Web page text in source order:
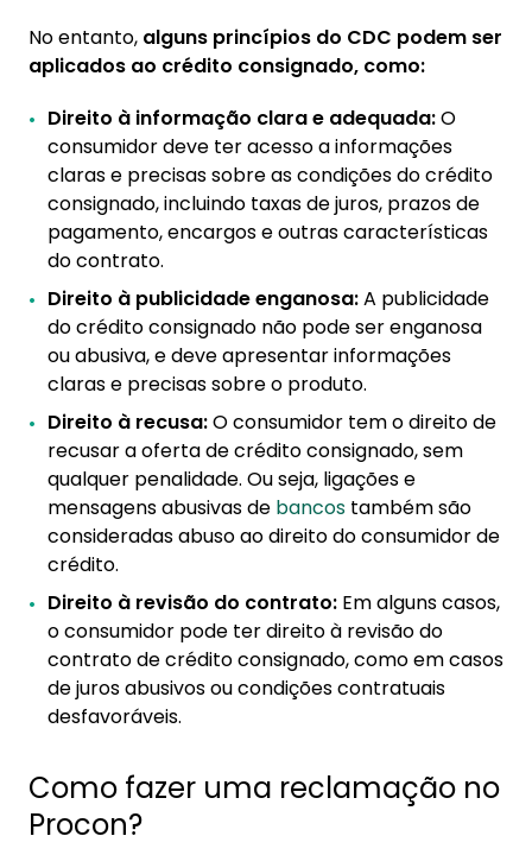
No entanto, alguns princípios do CDC podem ser
aplicados ao crédito consignado, como:
Direito à informação clara e adequada:O
consumidor deve ter acesso a informações
claras e precisas sobre as condições do crédito
consignado, incluindo taxas de juros, prazos de
pagamento, encargos e outras características
do contrato.
Direito à publicidade enganosa:A publicidade
do crédito consignado não pode ser enganosa
ou abusiva, e deve apresentar informações
claras e precisas sobre o produto.
Direito à recusa:O consumidor tem o direito de
recusar a oferta de crédito consignado, sem
qualquer penalidade. Ou seja, ligações e
mensagens abusivas de bancos também são
consideradas abuso ao direito do consumidor de
crédito.
Direito à revisão do contrato: Em alguns casos,
o consumidor pode ter direito à revisão do
contrato de crédito consignado, como em casos
de juros abusivos ou condições contratuais
desfavoráveis.
Como fazer uma reclamação no
Procon?